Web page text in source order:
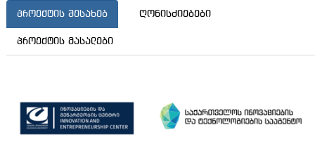
პროექტის შესახებ ღონისძიებები
პროექტის მასალები